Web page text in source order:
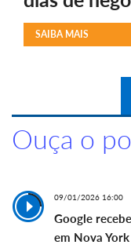
SAIBA MAIS
Ouça o
09/01/2026 16:00
Google
em Nova York